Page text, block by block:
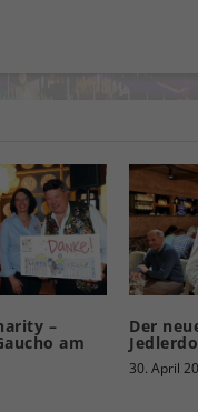
–
am
Der
30. April